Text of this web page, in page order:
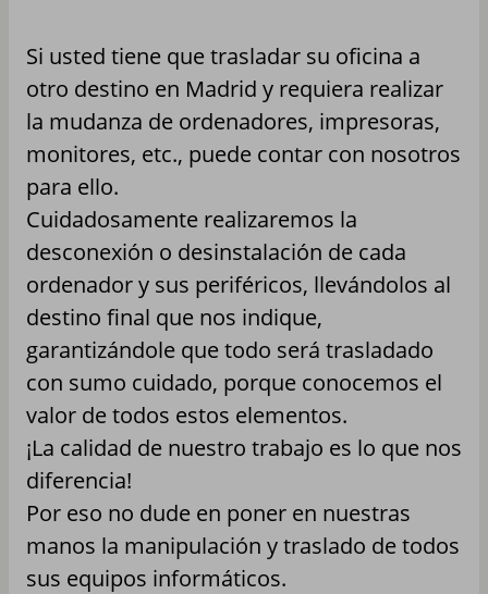
Si usted tiene que trasladar su oficina a
otro destino en Madrid y requiera realizar
la mudanza de ordenadores, impresoras,
monitores, etc., puede contar con nosotros
para ello.
Cuidadosamente realizaremos la
desconexión o desinstalación de cada
ordenador y sus periféricos, llevándolos al
destino final que nos indique,
garantizándole que todo será trasladado
con sumo cuidado, porque conocemos el
valor de todos estos elementos.
¡La calidad de nuestro trabajo es lo que nos
diferencia!
Por eso no dude en poner en nuestras
manos la manipulación y traslado de todos
sus equipos informáticos.